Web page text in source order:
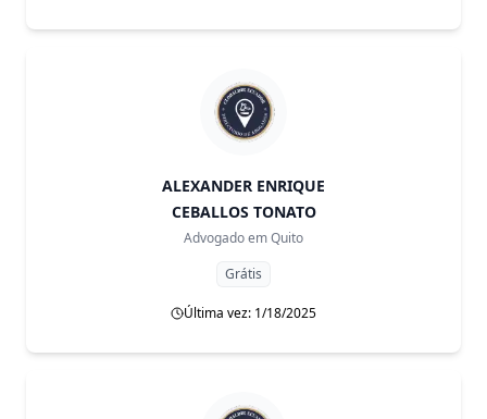
ALEXANDER ENRIQUE
CEBALLOS TONATO
Advogado emQuito
Grátis
Última vez: 1/18/2025